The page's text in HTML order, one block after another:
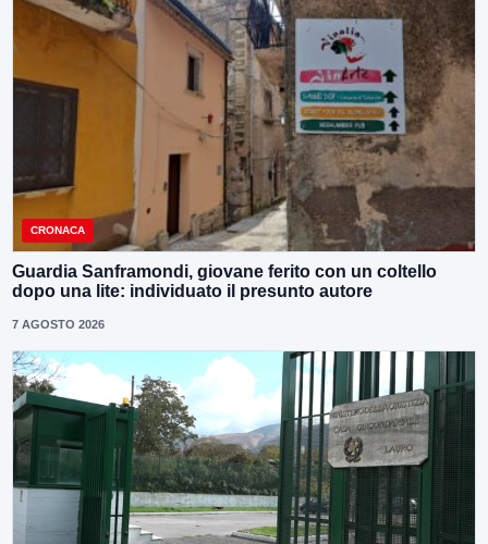
CRONACA
Guardia Sanframondi, giovane ferito con un coltello
dopo una lite: individuato il presunto autore
7 AGOSTO 2026